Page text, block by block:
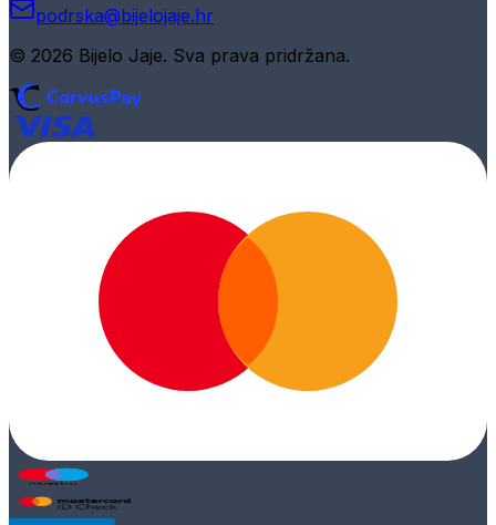
podrska@bijelojaje.hr
© 2026 Bijelo Jaje. Sva prava pridržana.